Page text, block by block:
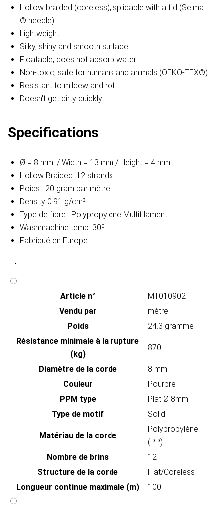
Hollow braided (coreless), splicable with a fid (Selma
® needle)
Lightweight
Silky, shiny and smooth surface
Floatable, does not absorb water
Non-toxic, safe for humans and animals (OEKO-TEX®)
Resistant to mildew and rot
Doesn't get dirty quickly
Specifications
Ø = 8 mm. / Width = 13 mm / Height = 4 mm
Hollow Braided: 12 strands
Poids : 20 gram par mètre
Density 0.91 g/cm³
Type de fibre : Polypropylene Multifilament
Washmachine temp. 30º
Fabriqué en Europe
Article n°
MT010902
Vendu par
mètre
Poids
24.3 gramme
Résistance minimale à la rupture
(kg)
870
Diamètre de la corde
8 mm
Couleur
Pourpre
PPM type
Plat Ø 8mm
Type de motif
Solid
Matériau de la corde
Polypropylène
(PP)
Nombre de brins
12
Structure de la corde
Flat/Coreless
Longueur continue maximale (m)
100